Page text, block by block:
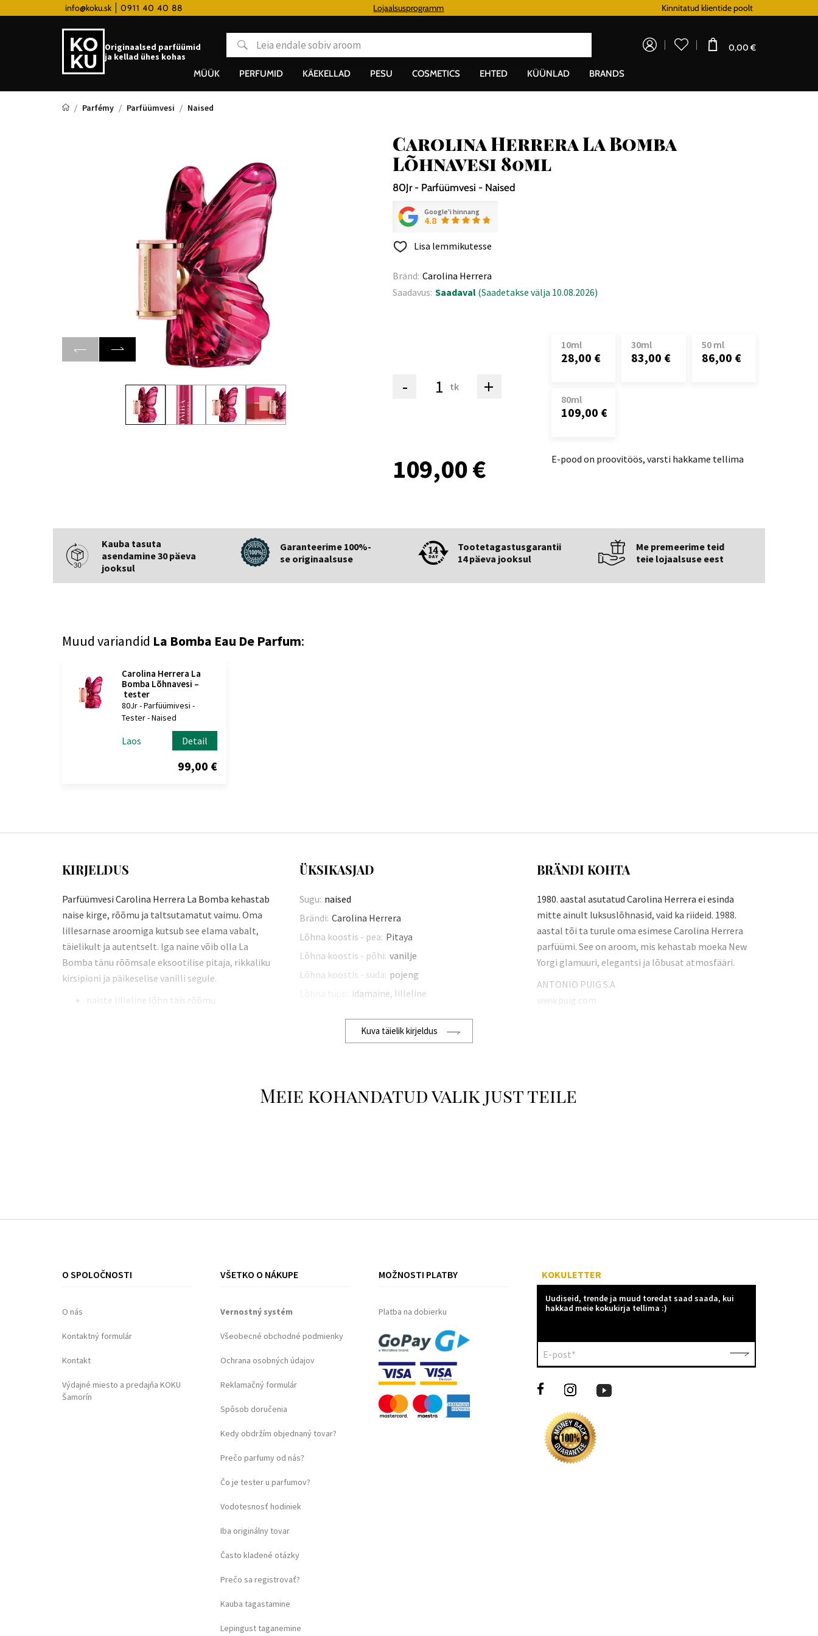
info@koku.sk 0911 40 40 88
Doprava zadarmo pre všetky hodinky od 80€ Lojaalsusprogramm Doprava zadarmo pre všetky hodinky od 80€Kinnitatud klientide poolt
Originaalsed parfüümid
ja kellad ühes kohas
0,00 €
MÜÜK PERFUMID KÄEKELLAD PESU COSMETICS EHTED KÜÜNLAD BRANDS
Parfémy Parfüümvesi Naised
Carolina Herrera La Bomba
Lõhnavesi 80ml
80Jr - Parfüümvesi - Naised
Google'i hinnang
4.8
Lisa lemmikutesse
Bränd: Carolina Herrera
Saadavus: Saadaval(Saadetakse välja 10.08.2026)
- tk +
10ml
28,00 €
30ml
83,00 €
50 ml
86,00 €
80ml
109,00 €
109,00 € E-pood on proovitöös, varsti hakkame tellima
Kauba tasuta
asendamine 30 päeva
jooksul
Garanteerime 100%-
se originaalsuse
Tootetagastusgarantii
14 päeva jooksul
Me premeerime teid
teie lojaalsuse eest
Muud variandid La Bomba Eau De Parfum:
Carolina Herrera La
Bomba Lõhnavesi –
tester
80Jr - Parfüümivesi -
Tester - Naised
Laos Detail
99,00 €
KIRJELDUS
Parfüümvesi Carolina Herrera La Bomba kehastab
naise kirge, rõõmu ja taltsutamatut vaimu. Oma
lillesarnase aroomiga kutsub see elama vabalt,
täielikult ja autentselt. Iga naine võib olla La
Bomba tänu rõõmsale eksootilise pitaja, rikkaliku
kirsipioni ja päikeselise vanilli segule.
naiste lilleline lõhn täis rõõmu
ÜKSIKASJAD
Sugu: naised
Brändi: Carolina Herrera
Lõhna koostis - pea: Pitaya
Lõhna koostis - põhi: vanilje
Lõhna koostis - süda: pojeng
idamaine, lilleline
BRÄNDI KOHTA
1980. aastal asutatud Carolina Herrera ei esinda
mitte ainult luksuslõhnasid, vaid ka riideid. 1988.
aastal tõi ta turule oma esimese Carolina Herrera
parfüümi. See on aroom, mis kehastab moeka New
Yorgi glamuuri, elegantsi ja lõbusat atmosfääri.
ANTONIO PUIG S.A
www.puig.com
Kuva täielik kirjeldus
Meie kohandatud valik just teile
O SPOLOČNOSTI
O nás
Kontaktný formulár
Kontakt
Výdajné miesto a predajňa KOKU
Šamorín
VŠETKO O NÁKUPE
Vernostný systém
Všeobecné obchodné podmienky
Ochrana osobných údajov
Reklamačný formulár
Spôsob doručenia
Kedy obdržím objednaný tovar?
Prečo parfumy od nás?
Čo je tester u parfumov?
Vodotesnosť hodiniek
Iba originálny tovar
Často kladené otázky
Prečo sa registrovať?
Kauba tagastamine
Lepingust taganemine
MOŽNOSTI PLATBY
Platba na dobierku
KOKULETTER
Uudiseid, trende ja muud toredat saad saada, kui
hakkad meie kokukirja tellima :)
E-post*